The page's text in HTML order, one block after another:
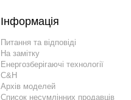
Інформація
Питання та відповіді
На замітку
Енергозберігаючі технології
C&H
Архів моделей
Список несумлінних продавців